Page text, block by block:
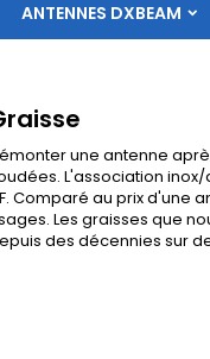
ANTENNES DXBEAM
une antenne
L'association
Comparé au prix d'une
Les graisses que
des décennies sur